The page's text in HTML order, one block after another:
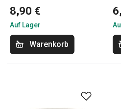
8,90 €
Auf Lager
Warenkorb